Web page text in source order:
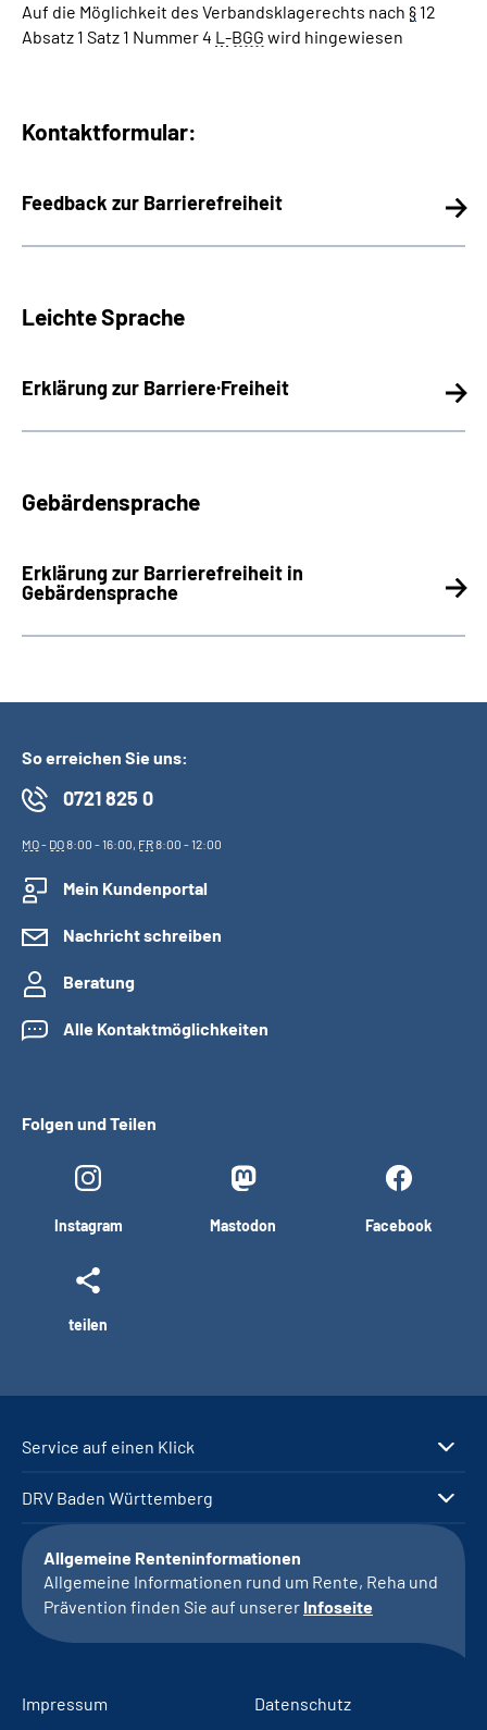
Auf die Möglichkeit des Verbandsklagerechts nach § 12
Absatz 1 Satz 1 Nummer 4 L-BGG wird hingewiesen
Kontaktformular:
Feedback zur Barrierefreiheit
Leichte Sprache
Erklärung zur Barriere·Freiheit
Gebärdensprache
Erklärung zur Barrierefreiheit in
Gebärdensprache
So erreichen Sie uns:
0721 825 0
MO- DO8:00 - 16:00, FR8:00 - 12:00
Mein Kundenportal
Nachricht schreiben
Beratung
Alle Kontaktmöglichkeiten
Folgen und Teilen
Instagram Mastodon Facebook
teilen
Service auf einen Klick
DRV Baden Württemberg
Allgemeine Renteninformationen
Allgemeine Informationen rund um Rente, Reha und
Prävention finden Sie auf unserer Infoseite
Impressum
Datenschutz